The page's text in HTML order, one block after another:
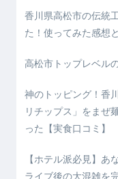
香川県高松市の伝統
た！使ってみた感想
高松市トップレベル
神のトッピング！香
リチップス」をまぜ
った【実食口コミ】
【ホテル派必見】
ライブ後の大混雑を